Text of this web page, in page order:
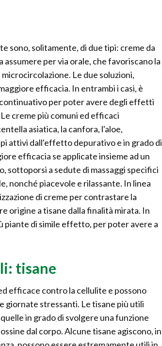
sono, solitamente, di due tipi: creme da
per via orale, che favoriscano la
Le due soluzioni,
efficacia. In entrambi i casi, è
per poter avere degli effetti
creme più comuni ed efficaci
asiatica, la canfora, l'aloe,
attivi dall'effetto depurativo e in grado di
efficacia se applicate insieme ad un
sottoporsi a sedute di massaggi specifici
nonché piacevole e rilassante. In linea
di creme per contrastare la
origine a tisane dalla finalità mirata. In
piante di simile effetto, per poter avere a
tisane
efficace contro la cellulite e possono
giornate stressanti. Le tisane più utili
in grado di svolgere una funzione
dal corpo. Alcune tisane agiscono, in